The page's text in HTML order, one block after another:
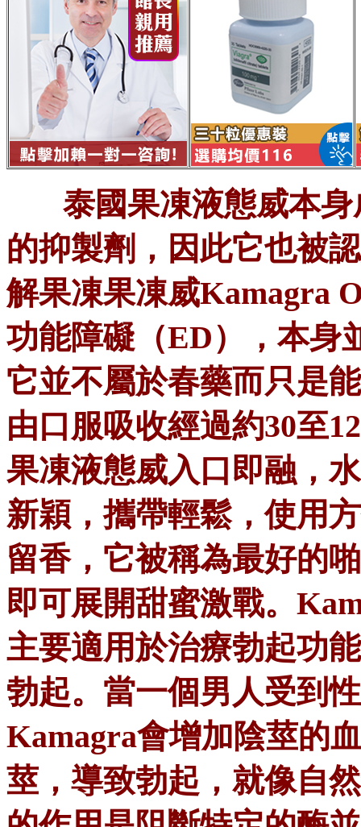
泰國果凍液態威本身
的抑製劑，因此它也被
解果凍果凍威Kamagra
功能障礙（ED），本身
它並不屬於春藥而只是
由口服吸收經過約30至
果凍液態威入口即融，
新穎，攜帶輕鬆，使用
留香，它被稱為最好的
即可展開甜蜜激戰。
主要適用於治療勃起功
勃起。當一個男人受到
Kamagra會增加陰莖的
莖，導致勃起，就像自